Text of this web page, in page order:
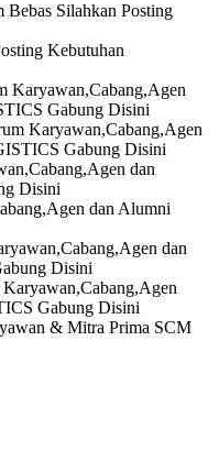
Bebas Silahkan Posting
Kebutuhan
Karyawan,Cabang,Agen
Gabung Disini
Karyawan,Cabang,Agen
Gabung Disini
dan
Disini
dan Alumni
dan
Disini
Gabung Disini
& Mitra Prima SCM